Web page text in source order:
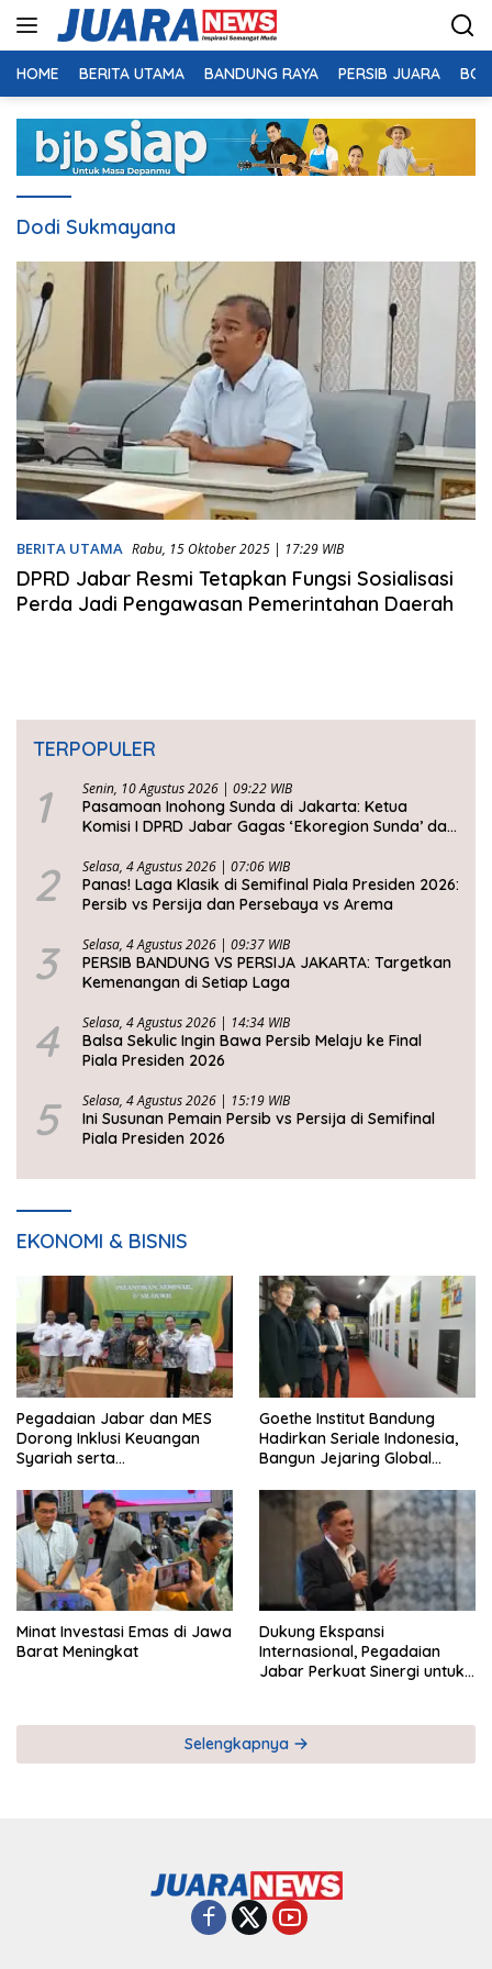
HOME BERITA UTAMA BANDUNG RAYA PERSIB JUARA
Dodi Sukmayana
BERITA UTAMA Rabu, 15 Oktober 2025 | 17:29 WIB
DPRD Jabar Resmi Tetapkan Fungsi Sosialisasi
Perda Jadi Pengawasan Pemerintahan Daerah
TERPOPULER
1 Senin, 10 Agustus 2026 | 09:22 WIB
Pasamoan Inohong Sunda di Jakarta: Ketua
Komisi I DPRD Jabar Gagas ‘Ekoregion Sunda’ dan
2 Selasa, 4 Agustus 2026 | 07:06 WIB
Panas! Laga Klasik di Semifinal Piala Presiden 2026:
Persib vs Persija dan Persebaya vs Arema
3 Selasa, 4 Agustus 2026 | 09:37 WIB
PERSIB BANDUNG VS PERSIJA JAKARTA: Targetkan
Kemenangan di Setiap Laga
4 Selasa, 4 Agustus 2026 | 14:34 WIB
Balsa Sekulic Ingin Bawa Persib Melaju ke Final
Piala Presiden 2026
5 Selasa, 4 Agustus 2026 | 15:19 WIB
Ini Susunan Pemain Persib vs Persija di Semifinal
Piala Presiden 2026
EKONOMI & BISNIS
Pegadaian Jabar dan MES
Dorong Inklusi Keuangan
Syariah serta
Goethe Institut Bandung
Hadirkan Seriale Indonesia,
Bangun Jejaring Global
Minat Investasi Emas di Jawa
Barat Meningkat
Dukung Ekspansi
Internasional, Pegadaian
Jabar Perkuat Sinergi untuk
Selengkapnya